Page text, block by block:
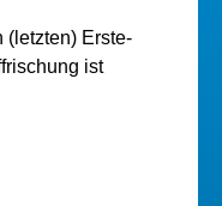
(letzten) Erste-
ist